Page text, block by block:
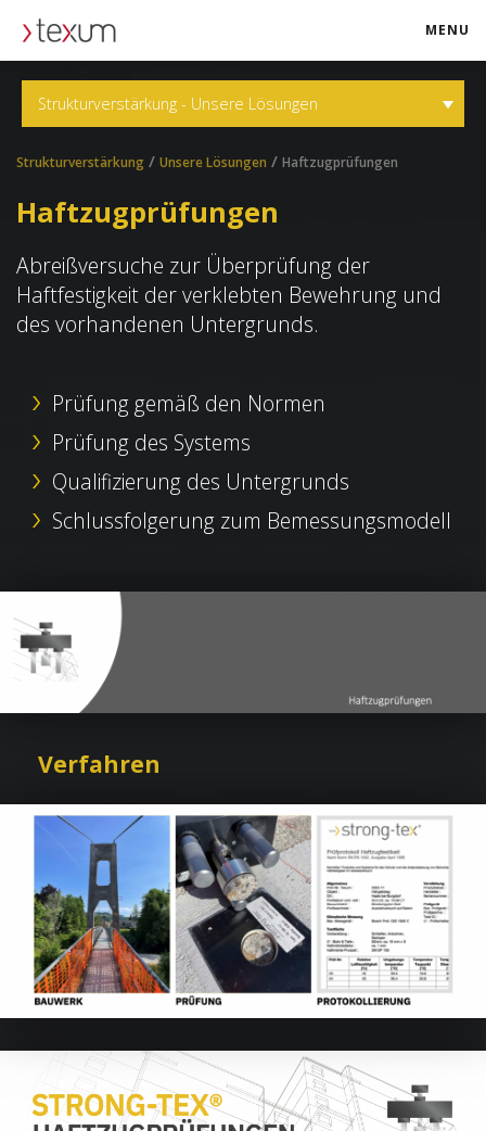
MENU
Strukturverstärkung - Unsere Lösungen
Strukturverstärkung / Unsere Lösungen / Haftzugprüfungen
Haftzugprüfungen
Abreißversuche zur Überprüfung der
Haftfestigkeit der verklebten Bewehrung und
des vorhandenen Untergrunds.
Prüfung gemäß den Normen
Prüfung des Systems
Qualifizierung des Untergrunds
Schlussfolgerung zum Bemessungsmodell
Verfahren